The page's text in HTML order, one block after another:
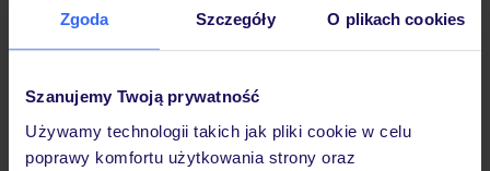
Zgoda Szczegóły O plikach cookies
Szanujemy Twoją prywatność
Używamy technologii takich jak pliki cookie w celu
poprawy komfortu użytkowania strony oraz
Hotel
Pokoje